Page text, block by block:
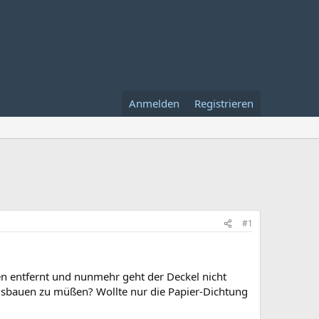
Anmelden Registrieren
#1
entfernt und nunmehr geht der Deckel nicht
zu müßen? Wollte nur die Papier-Dichtung